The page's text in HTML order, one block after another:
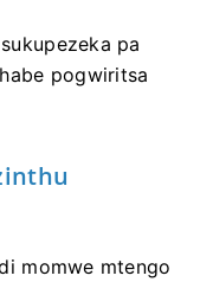
pa
pogwiritsa
momwe mtengo